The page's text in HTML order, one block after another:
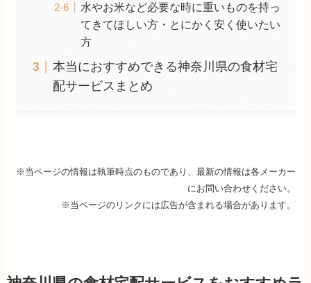
水やお米など必要な時に重いものを持っ
てきてほしい方・とにかく安く使いたい
方
本当におすすめできる神奈川県の食材宅
配サービスまとめ
※当ページの情報は執筆時点のものであり、最新の情報は各メーカー
にお問い合わせください。
※当ページのリンクには広告が含まれる場合があります。